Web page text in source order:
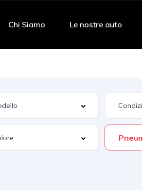
Chi Siamo Le nostre auto